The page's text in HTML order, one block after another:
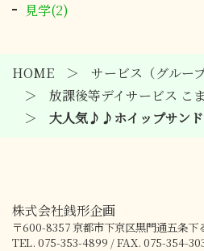
見学(2)
HOME
サービス（グルー
放課後等デイサービス こ
大人気♪♪ホイップサンド
株式会社銭形企画
〒600-8357京都市下京区黒門通五条下
TEL. 075-353-4899 / FAX. 075-354-